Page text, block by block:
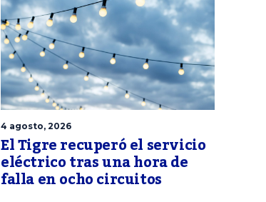
4 agosto, 2026
El Tigre recuperó el servicio
eléctrico tras una hora de
falla en ocho circuitos